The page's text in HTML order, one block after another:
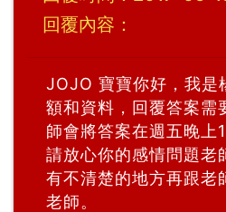
回覆內容：
JOJO 寶寶你好，我是
額和資料，回覆答案需
師會將答案在週五晚上
請放心你的感情問題老
有不清楚的地方再跟老
老師。